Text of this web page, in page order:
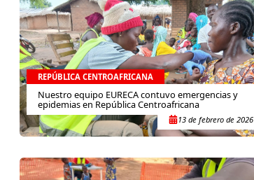
REPÚBLICA CENTROAFRICANA
Nuestro equipo EURECA contuvo emergencias y
epidemias en República Centroafricana
13 de febrero de 2026